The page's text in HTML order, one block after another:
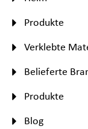
Produkte
Verklebte
Belieferte
Produkte
Blog